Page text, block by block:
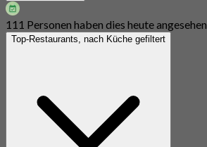
111 Personen haben dies heute angesehen
Top-Restaurants, nach Küche gefiltert